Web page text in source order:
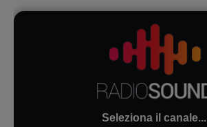
Seleziona il canale...